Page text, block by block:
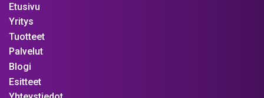
Etusivu
Yritys
Tuotteet
Palvelut
Blogi
Esitteet